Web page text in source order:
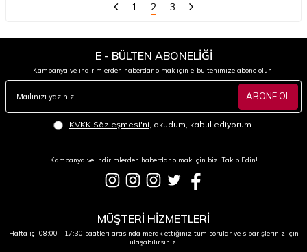
1 2 3
E - BÜLTEN ABONELİĞİ
Kampanya ve indirimlerden haberdar olmak için e-bültenimize abone olun.
ABONE OL
KVKK Sözleşmesi'ni , okudum, kabul ediyorum.
Kampanya ve indirimlerden haberdar olmak için bizi Takip Edin!
MÜŞTERİ HİZMETLERİ
Hafta içi 08:00 - 17:30 saatleri arasında merak ettiğiniz tüm sorular ve siparişleriniz için
ulaşabilirsiniz.